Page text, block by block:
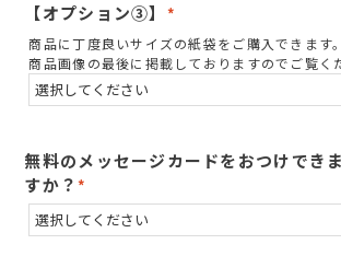
【オプション③】
(
必
)
商品に丁度良いサイズの紙袋をご購入できます
商品画像の最後に掲載しておりますのでご覧く
無料のメッセージカードをおつけでき
すか？
(
必